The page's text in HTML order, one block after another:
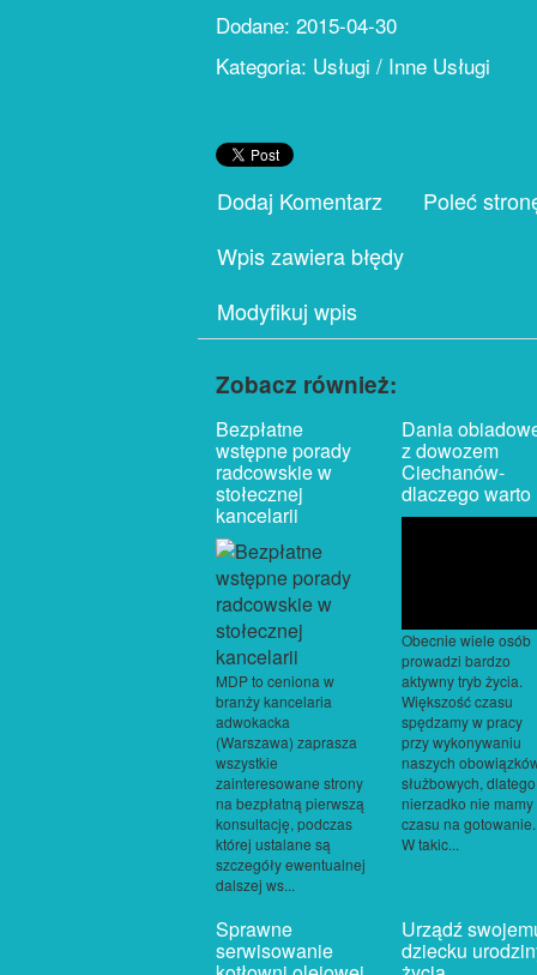
Dodane: 2015-04-30
Kategoria: Usługi / Inne Usługi
Dodaj Komentarz
Poleć
Wpis zawiera błędy
Modyfikuj wpis
Zobacz również:
Bezpłatne
wstępne porady
radcowskie w
stołecznej
kancelarii
MDP to ceniona w
branży kancelaria
adwokacka
(Warszawa) zaprasza
wszystkie
zainteresowane strony
na bezpłatną pierwszą
konsultację, podczas
której ustalane są
szczegóły ewentualnej
dalszej ws...
Dania
z dowozem
Ciechanów-
dlaczego warto
Obecnie wiele osób
prowadzi bardzo
aktywny tryb życia.
Większość czasu
spędzamy w pracy
przy wykonywaniu
naszych
służbowych, dlatego
nierzadko nie mamy
czasu na gotowanie.
W takic...
Sprawne
serwisowanie
Urządź
dziecku